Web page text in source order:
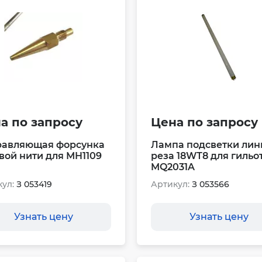
по запросу
форсунка
нити для МН1109
З 053419
Узнать цену
Цена по запросу
Лампа подсветки
реза 18WТ8 для
MQ2031A
Артикул: З 053566
Узнать цену